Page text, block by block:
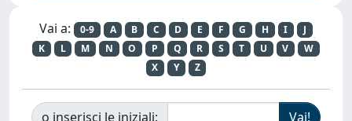
Vai a: 0-9 A B C D E F G H I
J
K
L M N O P Q R S T U V
W
X
Y Z
o inserisci le iniziali: